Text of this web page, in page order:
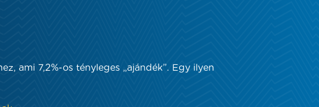
ami 7,2%-os tényleges „ajándék”. Egy ilyen